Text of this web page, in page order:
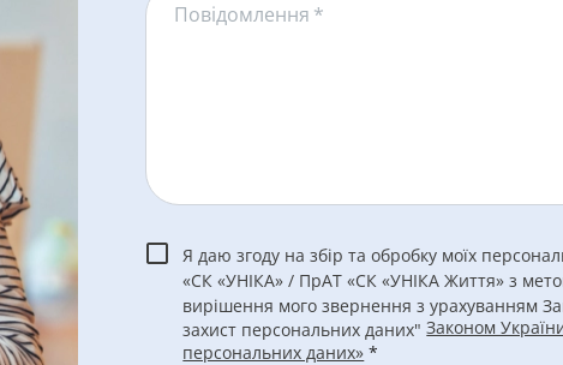
Повідомлення *
Я даю згоду на збір та обробку моїх
«СК «УНІКА» / ПрАТ «СК «УНІКА Життя» з
вирішення мого звернення з урахуванням
захист персональних даних" Законом
персональних даних» *